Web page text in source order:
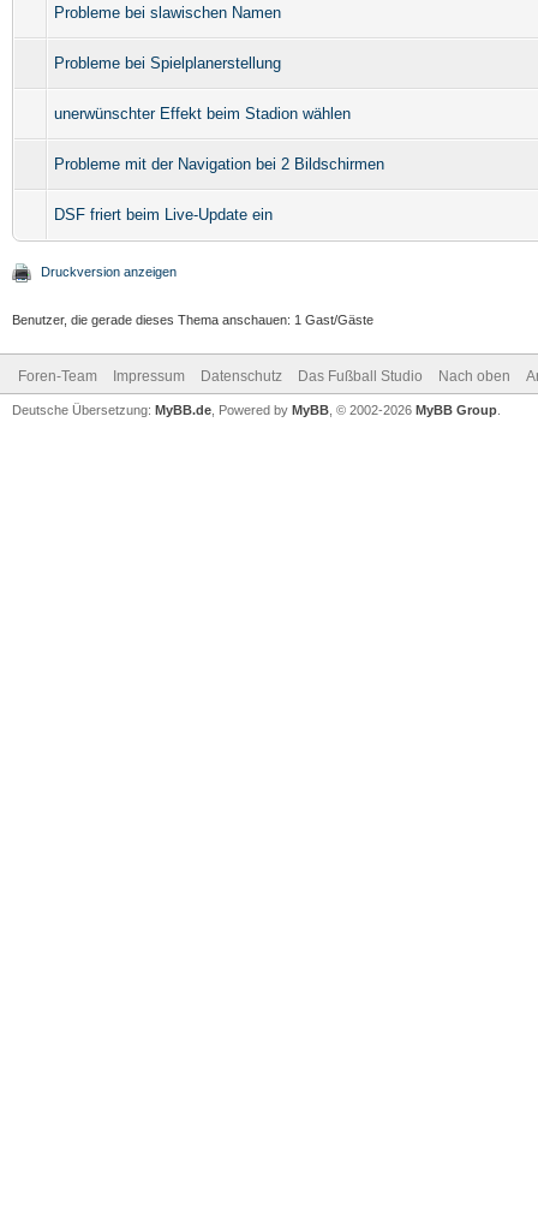
Probleme bei slawischen Namen
Probleme bei Spielplanerstellung
unerwünschter Effekt beim Stadion wählen
Probleme mit der Navigation bei 2 Bildschirmen
DSF friert beim Live-Update ein
Druckversion anzeigen
Benutzer, die gerade dieses Thema anschauen: 1 Gast/Gäste
Foren-Team Impressum Datenschutz Das Fußball Studio Nach oben
Deutsche Übersetzung: MyBB.de , Powered by MyBB , © 2002-2026 MyBB Group